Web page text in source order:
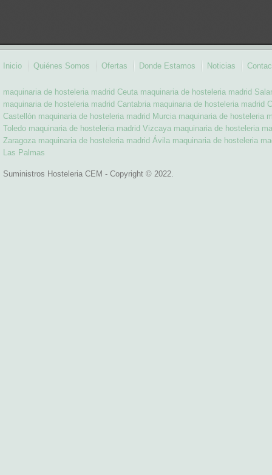
Inicio Quiénes Somos Ofertas Donde Estamos Noticias
maquinaria de hosteleria madrid Ceuta maquinaria de hosteleria madrid
maquinaria de hosteleria madrid Cantabria maquinaria de hosteleria madrid
Castellón maquinaria de hosteleria madrid Murcia maquinaria de hosteleria
Toledo maquinaria de hosteleria madrid Vizcaya maquinaria de hosteleria
Zaragoza maquinaria de hosteleria madrid Ávila maquinaria de hosteleria
Las Palmas
Suministros Hosteleria CEM - Copyright © 2022.